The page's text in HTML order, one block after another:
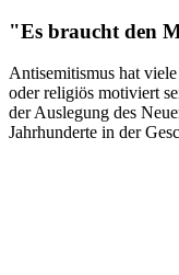
"Es braucht den
Antisemitismus hat
oder religiös motiviert
der Auslegung des
Jahrhunderte in der